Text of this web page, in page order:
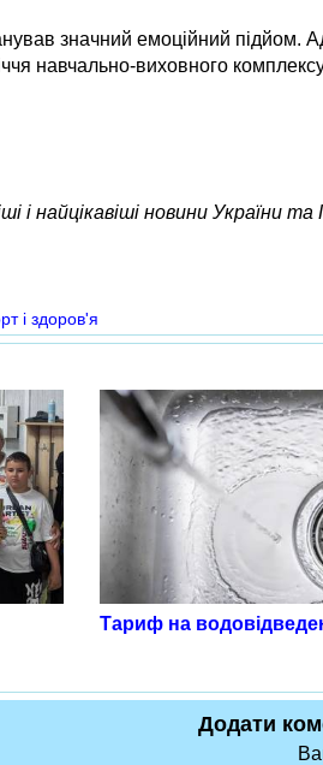
значний емоційний підйом.
навчально-виховного
і найцікавіші новини України
і здоров'я
Тариф на
Додати